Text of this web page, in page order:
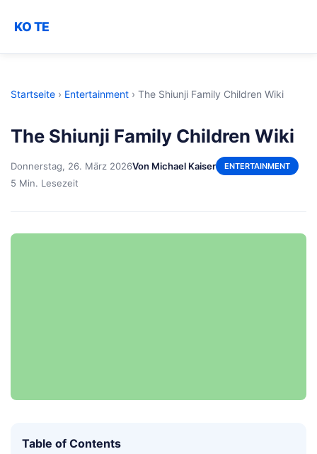
KO TE
Startseite › Entertainment › The Shiunji Family Children Wiki
The Shiunji Family Children Wiki
Donnerstag, 26. März 2026Von Michael Kaiser ENTERTAINMENT
5 Min. Lesezeit
Table of Contents